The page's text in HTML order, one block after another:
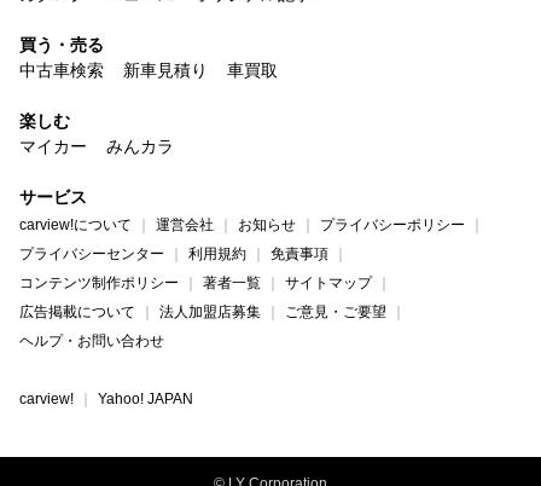
買う・売る
中古車検索
新車見積り 車買取
楽しむ
マイカー
みんカラ
サービス
carview!について 運営会社 お知らせ
プライバシーポリシー
プライバシーセンター
利用規約
免責事項
コンテンツ制作ポリシー
著者一覧
サイトマップ
広告掲載について
法人加盟店募集
ご意見・ご要望
ヘルプ・お問い合わせ
carview! Yahoo! JAPAN